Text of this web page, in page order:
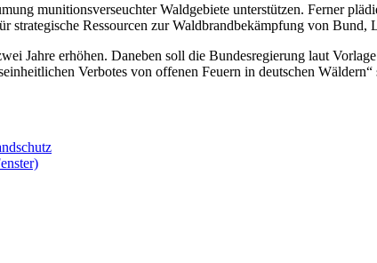
munitionsverseuchter Waldgebiete unterstützen. Ferner
Ressourcen zur Waldbrandbekämpfung von Bund,
Jahre erhöhen. Daneben soll die Bundesregierung laut
Verbotes von offenen Feuern in deutschen